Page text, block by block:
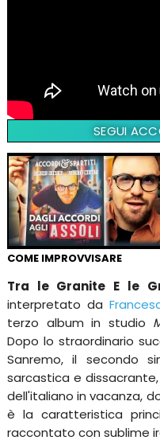
SEGUI
COME IMPROVVISARE
Tra le Granite E le
interpretato da
terzo album in studio
Dopo lo straordinario
Sanremo, il secondo
sarcastica e
dell'italiano in vacanza,
è la caratteristica
raccontato con sublime